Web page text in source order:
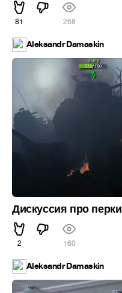
81 268
Aleksandr Damaskin
Дискуссия про перки
2 160
Aleksandr Damaskin